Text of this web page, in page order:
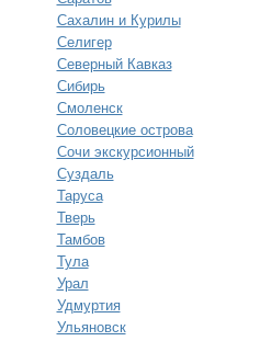
Сахалин и Курилы
Селигер
Северный Кавказ
Сибирь
Смоленск
Соловецкие острова
Сочи экскурсионный
Суздаль
Таруса
Тверь
Тамбов
Тула
Урал
Удмуртия
Ульяновск